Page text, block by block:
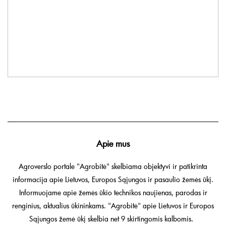
Apie mus
Agroverslo portale "Agrobitė" skelbiama objektyvi ir patikrinta
informacija apie Lietuvos, Europos Sąjungos ir pasaulio žemės ūkį.
Informuojame apie žemės ūkio technikos naujienas, parodas ir
renginius, aktualius ūkininkams. "Agrobitė" apie Lietuvos ir Europos
Sąjungos žemė ūkį skelbia net 9 skirtingomis kalbomis.